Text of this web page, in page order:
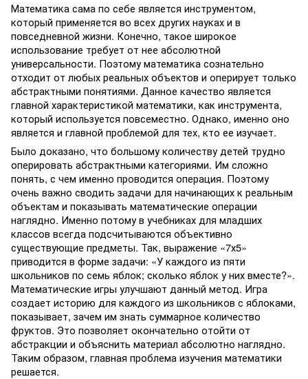
Математика сама по себе является инструментом,
который применяется во всех других науках и в
повседневной жизни. Конечно, такое широкое
использование требует от нее абсолютной
универсальности. Поэтому математика сознательно
отходит от любых реальных объектов и оперирует только
абстрактными понятиями. Данное качество является
главной характеристикой математики, как инструмента,
который используется повсеместно. Однако, именно оно
является и главной проблемой для тех, кто ее изучает.
Было доказано, что большому количеству детей трудно
оперировать абстрактными категориями. Им сложно
понять, с чем именно проводится операция. Поэтому
очень важно сводить задачи для начинающих к реальным
объектам и показывать математические операции
наглядно. Именно потому в учебниках для младших
классов всегда подсчитываются объективно
существующие предметы. Так, выражение «7х5»
приводится в форме задачи: «У каждого из пяти
школьников по семь яблок; сколько яблок у них вместе?».
Математические игры улучшают данный метод. Игра
создает историю для каждого из школьников с яблоками,
показывает, зачем им знать суммарное количество
фруктов. Это позволяет окончательно отойти от
абстракции и объяснить материал абсолютно наглядно.
Таким образом, главная проблема изучения математики
решается.